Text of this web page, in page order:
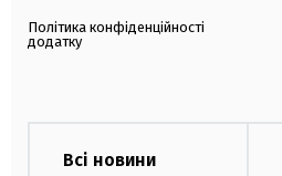
Політика конфіденційності
додатку
Всі новини